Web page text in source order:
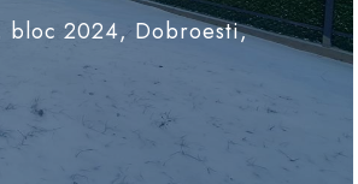
bloc 2024, Dobroesti,